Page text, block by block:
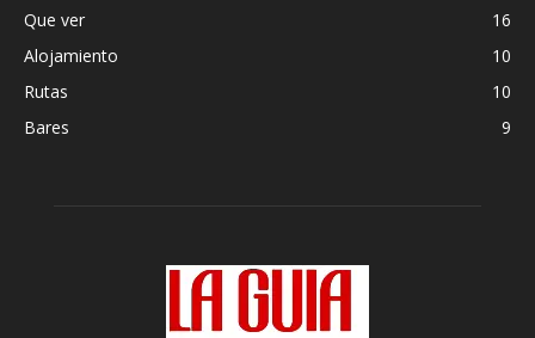
Que ver
16
Alojamiento
10
Rutas
10
Bares
9